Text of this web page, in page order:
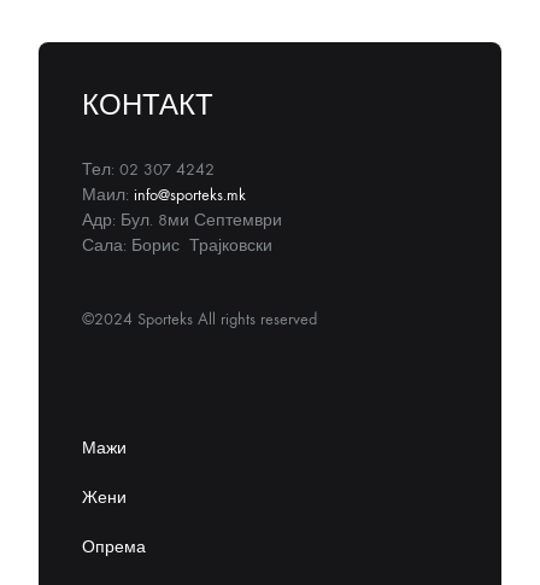
КОНТАКТ
Тел: 02 307 4242
Маил: info@sporteks.mk
Адр: Бул. 8ми Септември
Сала: Борис Трајковски
©2024 Sporteks All rights reserved
Мажи
Жени
Опрема